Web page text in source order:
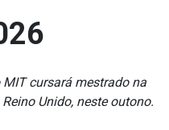
cursará mestrado na
Unido, neste outono.